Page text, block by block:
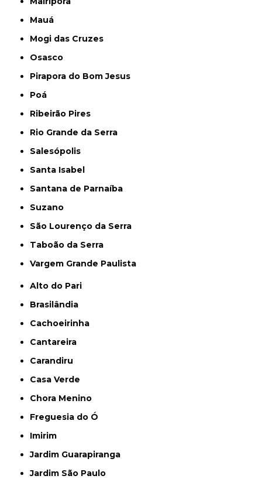
Mauá
Mogi das Cruzes
Osasco
Pirapora do Bom Jesus
Poá
Ribeirão Pires
Rio Grande da Serra
Salesópolis
Santa Isabel
Santana de Parnaíba
Suzano
São Lourenço da Serra
Taboão da Serra
Vargem Grande Paulista
Alto do Pari
Brasilândia
Cachoeirinha
Cantareira
Carandiru
Casa Verde
Chora Menino
Freguesia do Ó
Imirim
Jardim Guarapiranga
Jardim São Paulo